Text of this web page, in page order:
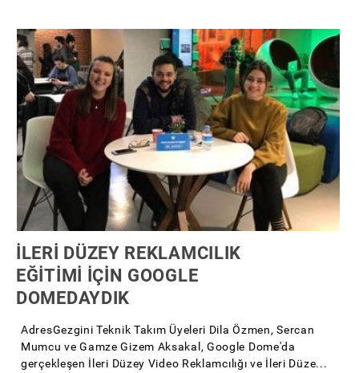
İLERİ DÜZEY REKLAMCILIK
EĞİTİMİ İÇİN GOOGLE
DOMEDAYDIK
AdresGezgini Teknik Takım Üyeleri Dila Özmen, Sercan
Mumcu ve Gamze Gizem Aksakal, Google Dome'da
gerçekleşen İleri Düzey Video Reklamcılığı ve İleri Düze...